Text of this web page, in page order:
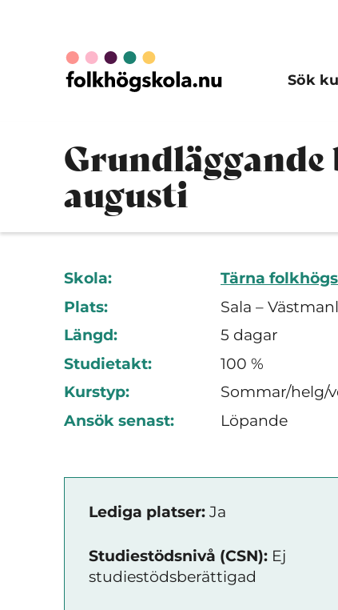
Sök
augusti
Skola:
Tärna
Plats:
Sala –
Längd:
5 dagar
Studietakt:
100 %
Kurstyp:
Sommar/helg/
Ansök senast:
Löpande
Lediga platser: Ja
Studiestödsnivå (CSN): Ej
studiestödsberättigad